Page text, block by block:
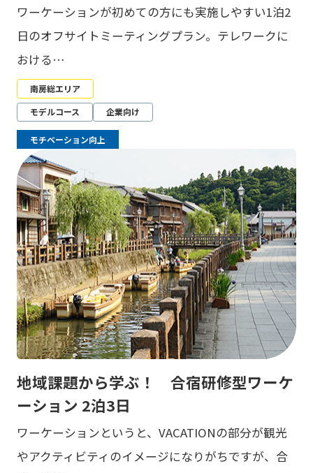
ワーケーションが初めての方にも実施しやすい1泊2
日のオフサイトミーティングプラン。テレワークに
おける…
南房総エリア
モデルコース
企業向け
モチベーション向上
地域課題から学ぶ！ 合宿研修型ワーケ
ーション 2泊3日
ワーケーションというと、VACATIONの部分が観光
やアクティビティのイメージになりがちですが、合